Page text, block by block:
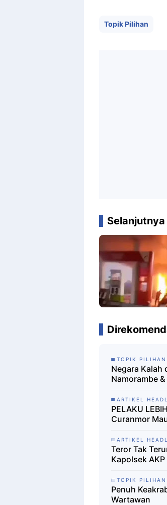
Topik Pilihan
Selanjutnya
TOPIK PILIHAN
Negara Kalah
Namorambe
ARTIKEL
PELAKU
Curanmor
ARTIKEL
Teror Tak
Kapolsek
TOPIK PILIHAN
Penuh
Wartawan